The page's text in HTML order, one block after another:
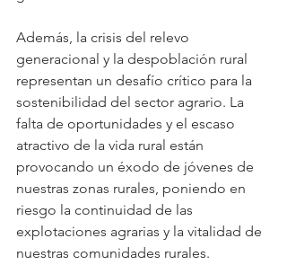
Además, la crisis del relevo
generacional y la despoblación rural
representan un desafío crítico para la
sostenibilidad del sector agrario. La
falta de oportunidades y el escaso
atractivo de la vida rural están
provocando un éxodo de jóvenes de
nuestras zonas rurales, poniendo en
riesgo la continuidad de las
explotaciones agrarias y la vitalidad de
nuestras comunidades rurales.